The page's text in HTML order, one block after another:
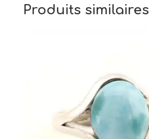
Produits similaires